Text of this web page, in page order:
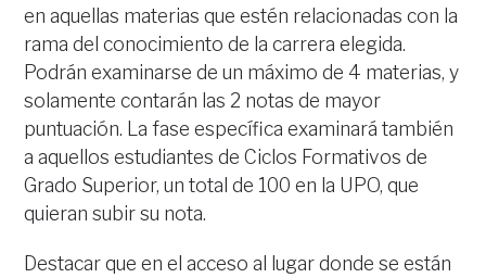
en aquellas materias que estén relacionadas con la
rama del conocimiento de la carrera elegida.
Podrán examinarse de un máximo de 4 materias, y
solamente contarán las 2 notas de mayor
puntuación. La fase específica examinará también
a aquellos estudiantes de Ciclos Formativos de
Grado Superior, un total de 100 en la UPO, que
quieran subir su nota.
Destacar que en el acceso al lugar donde se están